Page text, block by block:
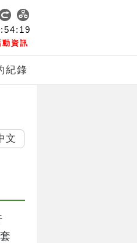
資訊
紀錄